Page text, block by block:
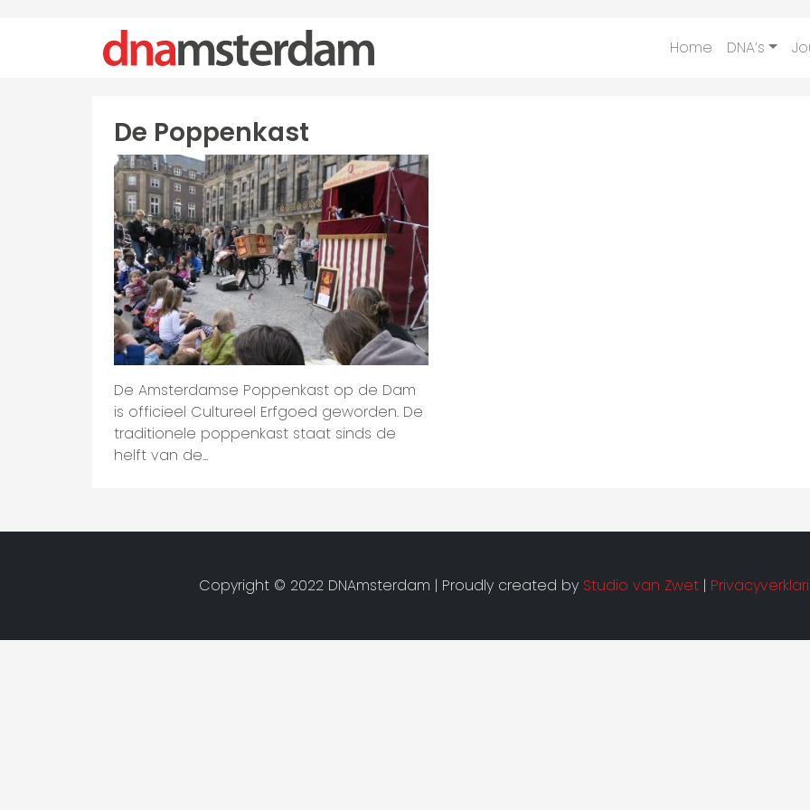
Home DNA’s
De Poppenkast
De Amsterdamse Poppenkast op de Dam
is officieel Cultureel Erfgoed geworden. De
traditionele poppenkast staat sinds de
helft van de...
Copyright © 2022 DNAmsterdam | Proudly created by Studio van Zwet |